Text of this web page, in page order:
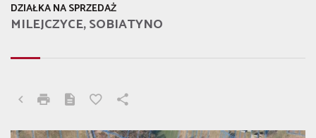
MILEJCZYCE, SOBIATYNO
DZIAŁKA NA SPRZEDAŻ